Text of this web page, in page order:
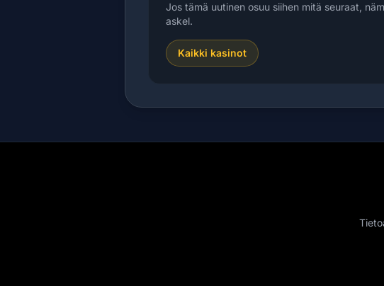
Jos tämä uutinen osuu siihen mitä seuraat,
askel.
Kaikki kasinot